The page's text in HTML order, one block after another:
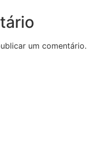
um comentário.